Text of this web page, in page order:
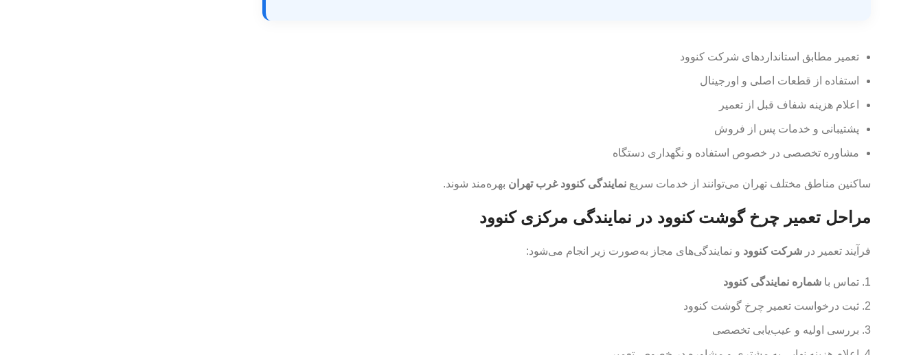
تعمیر مطابق استانداردهای شرکت کنوود
استفاده از قطعات اصلی و اورجینال
اعلام هزینه شفاف قبل از تعمیر
پشتیبانی و خدمات پس از فروش
مشاوره تخصصی در خصوص استفاده و نگهداری دستگاه
ساکنین مناطق مختلف تهران می‌توانند از خدمات سریع نمایندگی کنوود غرب تهران بهره‌مند شوند.
مراحل تعمیر چرخ گوشت کنوود در نمایندگی مرکزی کنوود
فرآیند تعمیر در شرکت کنوود و نمایندگی‌های مجاز به‌صورت زیر انجام می‌شود:
تماس با شماره نمایندگی کنوود
ثبت درخواست تعمیر چرخ گوشت کنوود
بررسی اولیه و عیب‌یابی تخصصی